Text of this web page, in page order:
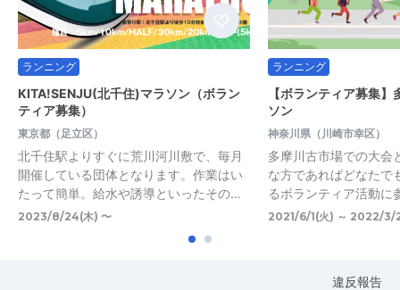
ランニング
KITA!SENJU(北千住)マラソン（ボラン
ティア募集）
東京都（足立区）
北千住駅よりすぐに荒川河川敷で、毎月
開催している団体となります。作業はい
たって簡単。給水や誘導といったその…
2023/8/24(木) 〜
ランニング
【ボランティア募集
ソン
神奈川県（川崎市幸区）
多摩川古市場での大会
な方であればどなたで
るボランティア活動
2021/6/1(火) ～ 2022/3/
違反報告